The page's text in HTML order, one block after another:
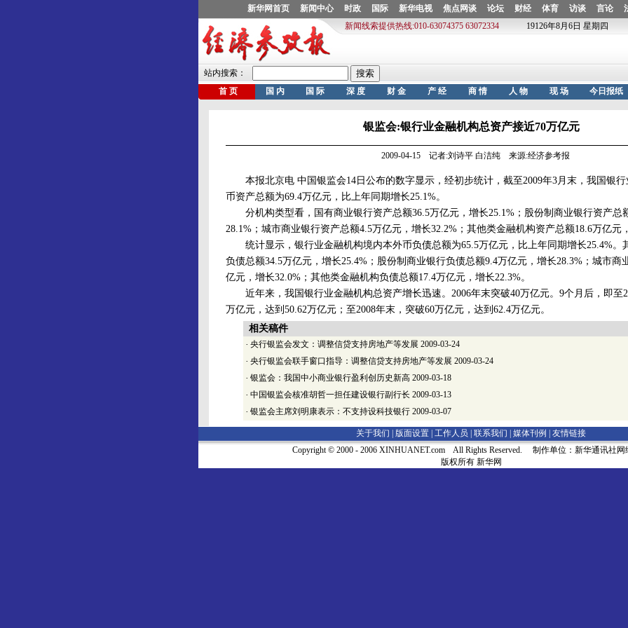
银监会:银行业金融机构总资产接近70万亿元
2009-04-15 记者:刘诗平 白洁纯 来源:经济参考报
本报北京电 中国银监会14日公布的数字显示，经初步统计，截至2009年3月末，我国银行
币资产总额为69.4万亿元，比上年同期增长25.1%。
分机构类型看，国有商业银行资产总额36.5万亿元，增长25.1%；股份制商业银行资产总
28.1%；城市商业银行资产总额4.5万亿元，增长32.2%；其他类金融机构资产总额18.6万亿元
统计显示，银行业金融机构境内本外币负债总额为65.5万亿元，比上年同期增长25.4%。
负债总额34.5万亿元，增长25.4%；股份制商业银行负债总额9.4万亿元，增长28.3%；城市商
亿元，增长32.0%；其他类金融机构负债总额17.4万亿元，增长22.3%。
近年来，我国银行业金融机构总资产增长迅速。2006年末突破40万亿元。9个月后，即至
万亿元，达到50.62万亿元；至2008年末，突破60万亿元，达到62.4万亿元。
相关稿件
· 央行银监会发文：调整信贷支持房地产等发展 2009-03-24
· 央行银监会联手窗口指导：调整信贷支持房地产等发展 2009-03-24
· 银监会：我国中小商业银行盈利创历史新高 2009-03-18
· 中国银监会核准胡哲一担任建设银行副行长 2009-03-13
· 银监会主席刘明康表示：不支持设科技银行 2009-03-07
关于我们 | 版面设置 工作人员 联系我们 媒体刊例
友情链接
Copyright © 2000 - 2006 XINHUANET.com All Rights Reserved. 制作单位：新华通讯社网
版权所有 新华网